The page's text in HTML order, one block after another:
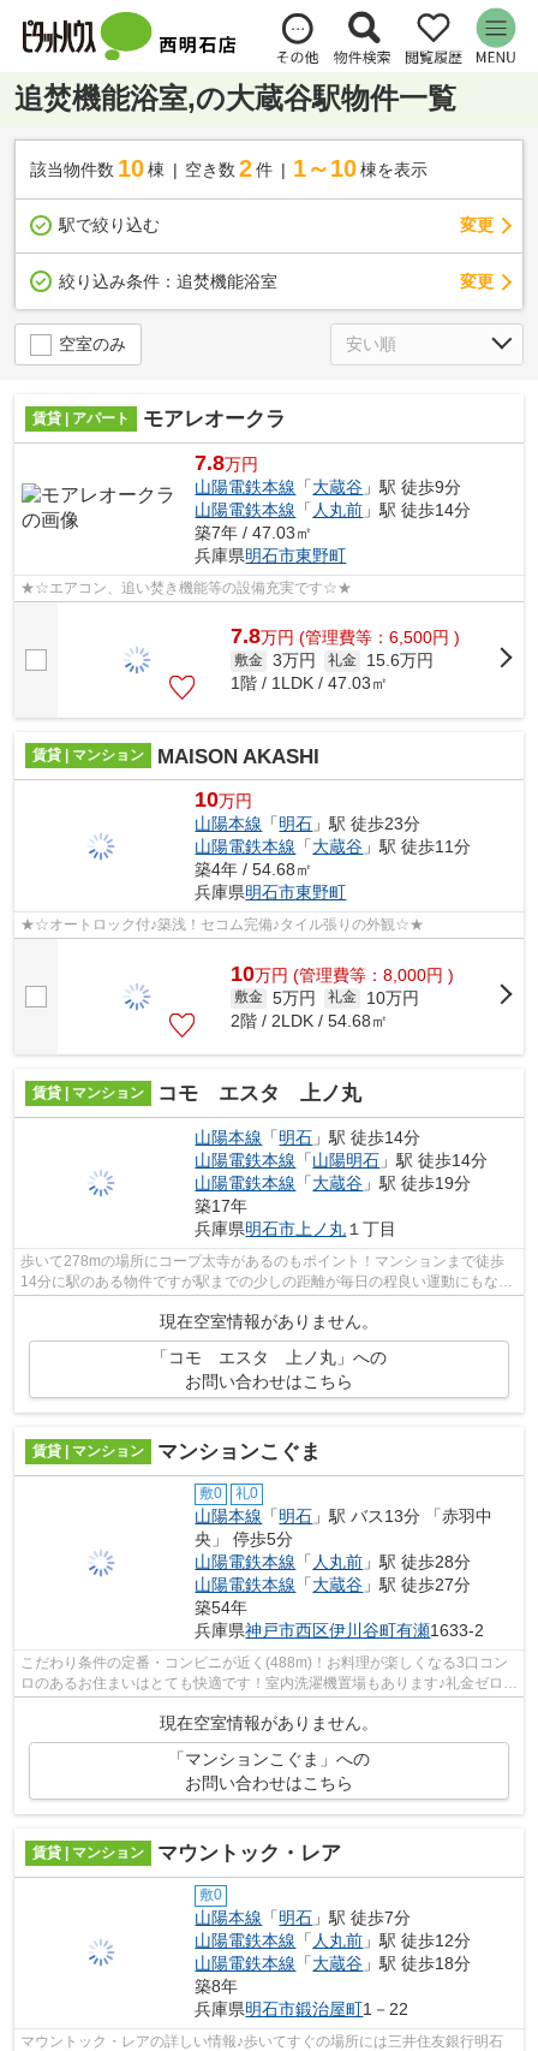
追焚機能浴室,の大蔵谷駅物件一覧
該当物件数 10棟 空き数 2 件 1～10 棟を表示
駅で絞り込む 変更
絞り込み条件： 追焚機能浴室 変更
空室のみ
賃貸 | アパート モアレオークラ
7.8万円
山陽電鉄本線 「大蔵谷 」駅 徒歩9分
山陽電鉄本線 「 人丸前 」駅 徒歩14分
築7年 / 47.03㎡
兵庫県明石市東野町
★☆エアコン、追い焚き機能等の設備充実です☆★
7.8万円 (管理費等：6,500円 )
敷金 3万円 礼金
15.6万円
1階 / 1LDK / 47.03㎡
賃貸 | マンション MAISON AKASHI
10万円
山陽本線 「明石 」駅 徒歩23分
山陽電鉄本線 「大蔵谷 」駅 徒歩11分
築4年 / 54.68㎡
兵庫県明石市東野町
★☆オートロック付♪築浅！セコム完備♪タイル張りの外観☆★
10万円 (管理費等：8,000円 )
敷金 5万円 礼金
10万円
2階 / 2LDK / 54.68㎡
賃貸 | マンション コモ エスタ 上ノ丸
山陽本線 「明石 」駅 徒歩14分
山陽電鉄本線 「山陽明石 」駅 徒歩14分
山陽電鉄本線 「大蔵谷 」駅 徒歩19分
築17年
兵庫県明石市 上ノ丸 １丁目
歩いて278mの場所にコープ太寺があるのもポイント！マンションまで徒歩
14分に駅のある物件ですが駅までの少しの距離が毎日の程良い運動にもなり
現在空室情報がありません。
「コモ エスタ 上ノ丸」への
お問い合わせはこちら
賃貸 | マンション マンションこぐま
敷0 礼0
山陽本線 「明石 」駅 バス13分 「赤羽中
央」 停歩5分
山陽電鉄本線 「 人丸前 」駅 徒歩28分
山陽電鉄本線 「大蔵谷 」駅 徒歩27分
築54年
兵庫県神戸市西区伊川谷町有瀬1633-2
こだわり条件の定番・コンビニが近く(488m)！お料理が楽しくなる3口コン
ロのあるお住まいはとても快適です！室内洗濯機置場もあります♪礼金ゼロ円
現在空室情報がありません。
「マンションこぐま」への
お問い合わせはこちら
賃貸 | マンション マウントック・レア
敷0
山陽本線 「明石 」駅 徒歩7分
山陽電鉄本線 「 人丸前 」駅 徒歩12分
山陽電鉄本線 「大蔵谷 」駅 徒歩18分
築8年
兵庫県明石市鍛治屋町1－22
マウントック・レアの詳しい情報♪歩いてすぐの場所には三井住友銀行明石